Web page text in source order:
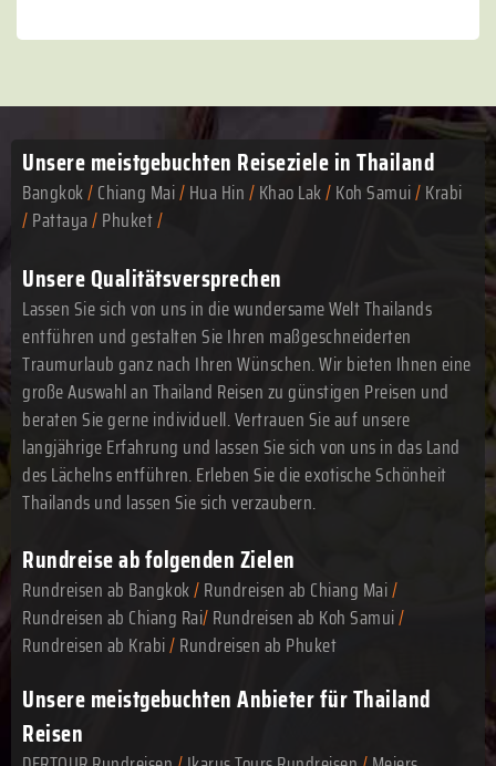
Unsere meistgebuchten Reiseziele in Thailand
Bangkok/Chiang Mai/Hua Hin/Khao Lak/Koh Samui/Krabi
/Pattaya/Phuket/
Unsere Qualitätsversprechen
Lassen Sie sich von uns in die wundersame Welt Thailands
entführen und gestalten Sie Ihren maßgeschneiderten
Traumurlaub ganz nach Ihren Wünschen. Wir bieten Ihnen eine
große Auswahl an Thailand Reisen zu günstigen Preisen und
beraten Sie gerne individuell. Vertrauen Sie auf unsere
langjährige Erfahrung und lassen Sie sich von uns in das Land
des Lächelns entführen. Erleben Sie die exotische Schönheit
Thailands und lassen Sie sich verzaubern.
Rundreise ab folgenden Zielen
Rundreisen ab Bangkok/Rundreisen ab Chiang Mai/
Rundreisen ab Chiang Rai/Rundreisen ab Koh Samui/
Rundreisen ab Krabi/Rundreisen ab Phuket
Unsere meistgebuchten Anbieter für Thailand
Reisen